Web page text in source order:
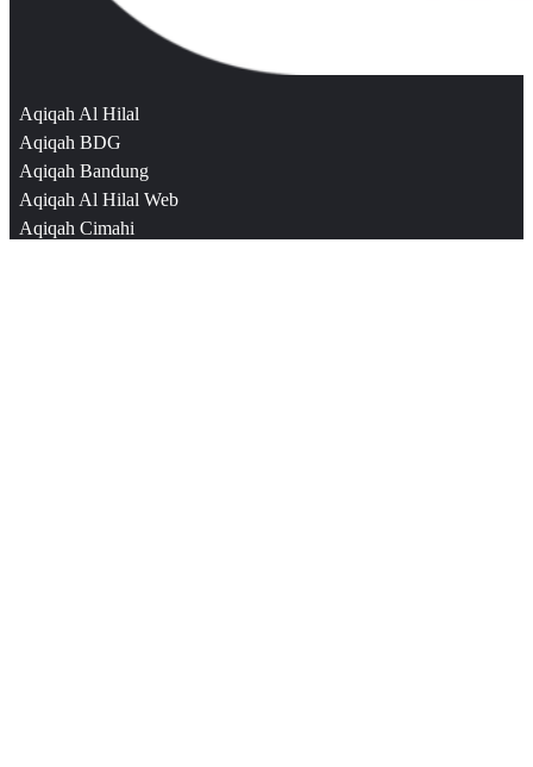
Aqiqah Al Hilal
Aqiqah BDG
Aqiqah Bandung
Aqiqah Al Hilal Web
Aqiqah Cimahi